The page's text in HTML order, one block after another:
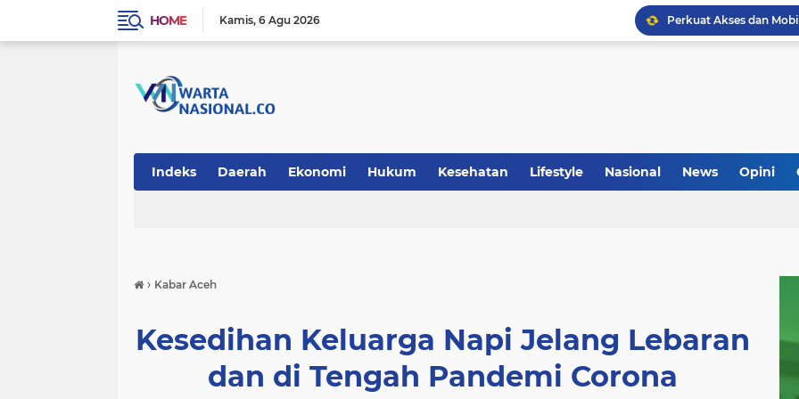
HOME Kamis 6 Agu 2026
Indeks Daerah Ekonomi Hukum Kesehatan Lifestyle Nasional News Opini
› Kabar Aceh
Kesedihan Keluarga Napi Jelang Lebaran
dan di Tengah Pandemi Corona